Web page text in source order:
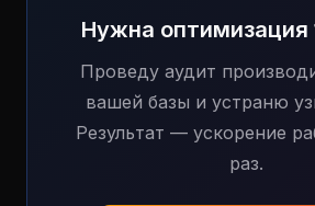
Нужна оптимизация
Проведу аудит
вашей базы и устраню
Результат — ускорение
раз.